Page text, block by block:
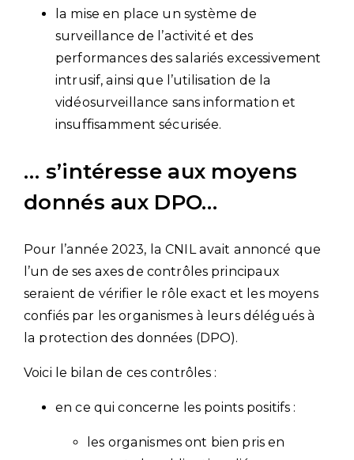
la mise en place un système de
surveillance de l’activité et des
performances des salariés excessivement
intrusif, ainsi que l’utilisation de la
vidéosurveillance sans information et
insuffisamment sécurisée.
… s’intéresse aux moyens
donnés aux DPO…
Pour l’année 2023, la CNIL avait annoncé que
l’un de ses axes de contrôles principaux
seraient de vérifier le rôle exact et les moyens
confiés par les organismes à leurs délégués à
la protection des données (DPO).
Voici le bilan de ces contrôles :
en ce qui concerne les points positifs :
les organismes ont bien pris en